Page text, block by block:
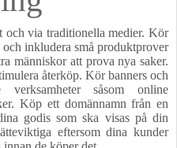
och via traditionella medier. Kör
inkludera små produktprover
människor att prova nya saker.
återköp. Kör banners och
verksamheter såsom online
Köp ett domännamn från en
godis som ska visas på din
eftersom dina kunder